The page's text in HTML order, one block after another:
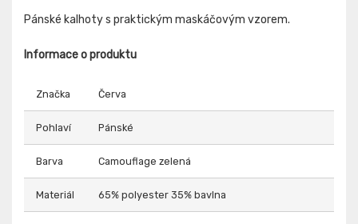
Pánské kalhoty s praktickým maskáčovým vzorem.
Informace o produktu
Značka Červa
Pohlaví Pánské
Barva Camouflage zelená
Materiál 65% polyester 35% bavlna